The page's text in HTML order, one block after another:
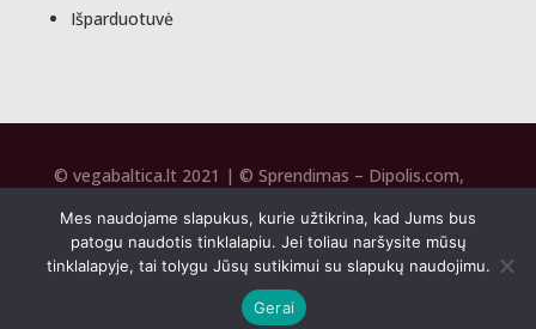
Išparduotuvė
© vegabaltica.lt 2021 | © Sprendimas – Dipolis.com,
SEO –
Seospecai.lt 2020
Mes naudojame slapukus, kurie užtikrina, kad Jums bus
patogu naudotis tinklalapiu. Jei toliau naršysite mūsų
tinklalapyje, tai tolygu Jūsų sutikimui su slapukų naudojimu.
Gerai